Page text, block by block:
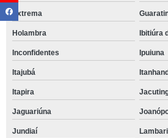
Extrema
Holambra Ibitiúra
Inconfidentes Ipuiuna
Itajubá
Itapira
Jaguariúna
Jundiaí Lambari